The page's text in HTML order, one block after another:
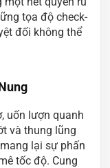
tọa độ check-
đối không thể
uốn lượn quanh
và thung lũng
lại sự phấn
tốc độ. Cung